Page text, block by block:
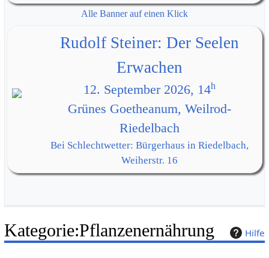
Alle Banner auf einen Klick
Rudolf Steiner: Der Seelen
Erwachen
12. September 2026, 14h
Grünes Goetheanum, Weilrod-
Riedelbach
Bei Schlechtwetter: Bürgerhaus in Riedelbach,
Weiherstr. 16
Hilfe
Kategorie:Pflanzenernährung